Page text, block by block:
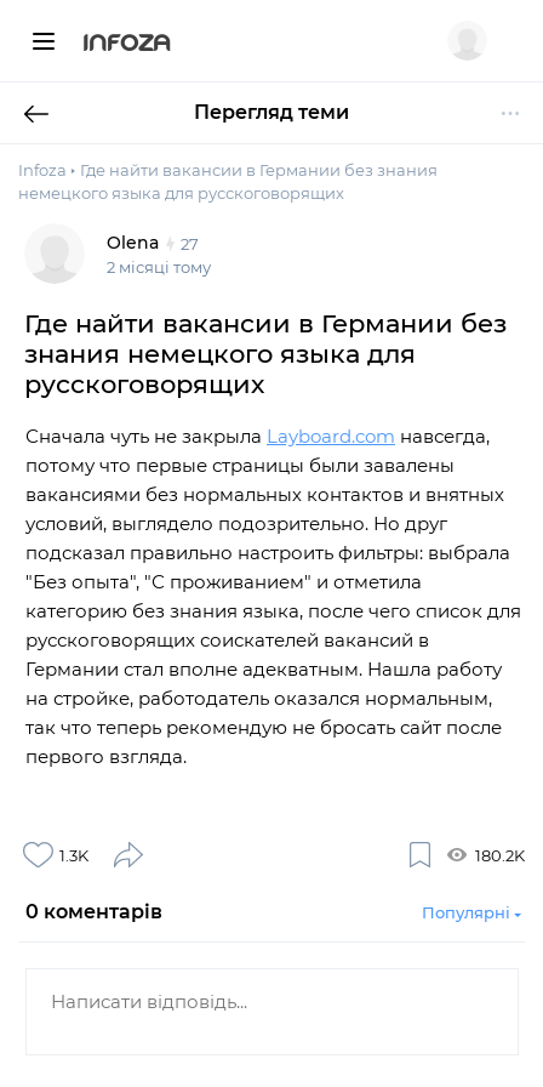
INFOZA
Перегляд теми
Infoza
Где найти вакансии в Германии без знания
немецкого языка для русскоговорящих
Olena
27
2 місяці тому
Где найти вакансии в Германии без
знания немецкого языка для
русскоговорящих
Сначала чуть не закрыла Layboard.com навсегда,
потому что первые страницы были завалены
вакансиями без нормальных контактов и внятных
условий, выглядело подозрительно. Но друг
подсказал правильно настроить фильтры: выбрала
"Без опыта", "С проживанием" и отметила
категорию без знания языка, после чего список для
русскоговорящих соискателей вакансий в
Германии стал вполне адекватным. Нашла работу
на стройке, работодатель оказался нормальным,
так что теперь рекомендую не бросать сайт после
первого взгляда.
1.3K 180.2K
0 коментарів Популярні